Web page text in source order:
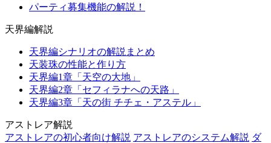
パーティ募集機能の解説！
天界編解説
天界編シナリオの解説まとめ
天装珠の性能と作り方
天界編1章「天空の大地」
天界編2章「セフィラナへの天路」
天界編3章「天の街 チチェ・アステル」
アストレア解説
アストレアの初心者向け解説 アストレアのシステム解説 ダ